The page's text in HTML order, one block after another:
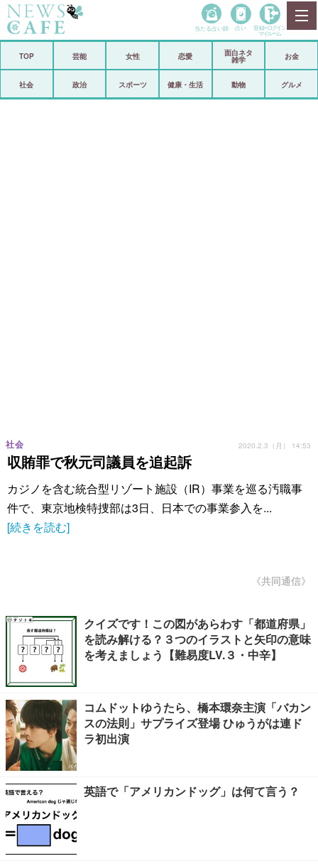
政治
当たる占い師 占い 登録• ログイン
マイルーム
TOP 芸能 女性 恋愛
面白ネタ
雑学
お金
社会 政治 スポーツ 健康・生活 動物 グルメ
収賄罪で秋元司議員を追起訴
社会 2020.2.3（月） 14:53
カジノを含む統合型リゾート施設（IR）事業を巡る汚職事
件で、東京地検特捜部は3日、日本での事業参入を...
[続きを読む]
《共同通信》
クイズです！この図があらわす「都道府県」
を読み解ける？３つのイラストと矢印の意味
を考えましょう【難易度LV.３・中辛】
コムドットゆうたら、橋本環奈主演「バカン
スの法則」サプライズ登場 ひゅうがは連ド
ラ初出演
英語で「アメリカンドッグ」は何て言う？